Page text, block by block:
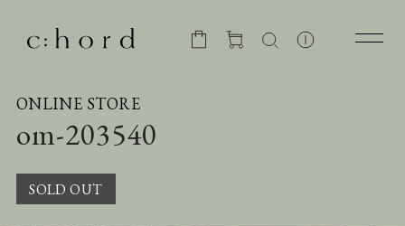
ONLINE STORE
om-203540